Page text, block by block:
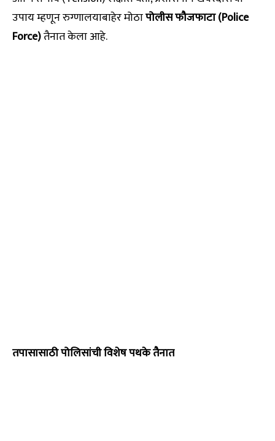
उपाय म्हणून रुग्णालयाबाहेर मोठापोलीस फौजफाटा (Police
Force)तैनात केला आहे.
तपासासाठी पोलिसांची विशेष पथके तैनात